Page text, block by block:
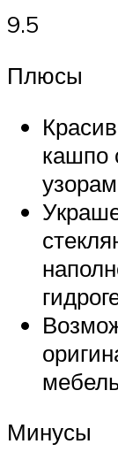
9.5
Плюсы
кашпо
Минусы